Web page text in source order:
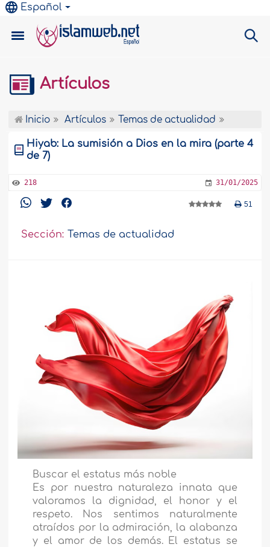
Español
Artículos
Inicio Artículos Temas de actualidad
Hiyab: La sumisión a Dios en la mira (parte 4
de 7)
218 31/01/2025
51
Sección: Temas de actualidad
Buscar el estatus más noble
Es por nuestra naturaleza innata que
valoramos la dignidad, el honor y el
respeto. Nos sentimos naturalmente
atraídos por la admiración, la alabanza
y el amor de los demás. El estatus se